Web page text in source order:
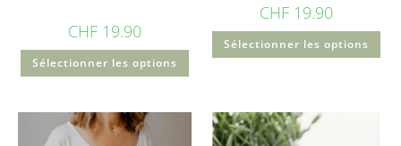
CHF 19.90
Sélectionner les options
CHF 19.90
Sélectionner les options